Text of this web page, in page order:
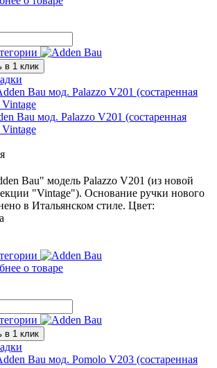
в 1 клик
Bau мод. Palazzo V201 (состаренная
Vintage
Bau" модель Palazzo V201 (из новой
"Vintage"). Основание ручки нового
в Итальянском стиле. Цвет:
о товаре
в 1 клик